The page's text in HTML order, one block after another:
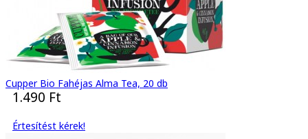
Cupper Bio Fahéjas Alma Tea, 20 db
1.490 Ft
Értesítést kérek!